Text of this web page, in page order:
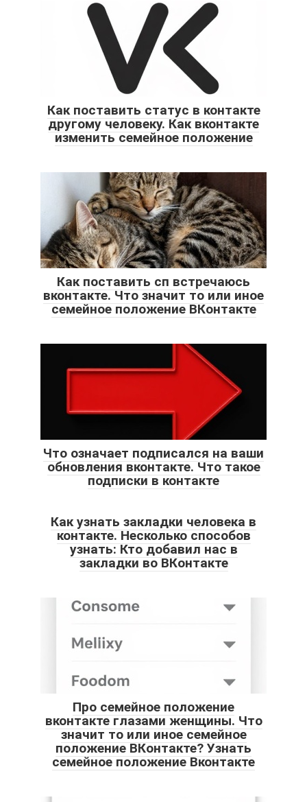
Как поставить статус в контакте
другому человеку. Как вконтакте
изменить семейное положение
Как поставить сп встречаюсь
вконтакте. Что значит то или иное
семейное положение ВКонтакте
Что означает подписался на ваши
обновления вконтакте. Что такое
подписки в контакте
Как узнать закладки человека в
контакте. Несколько способов
узнать: Кто добавил нас в
закладки во ВКонтакте
Про семейное положение
вконтакте глазами женщины. Что
значит то или иное семейное
положение ВКонтакте? Узнать
семейное положение Вконтакте